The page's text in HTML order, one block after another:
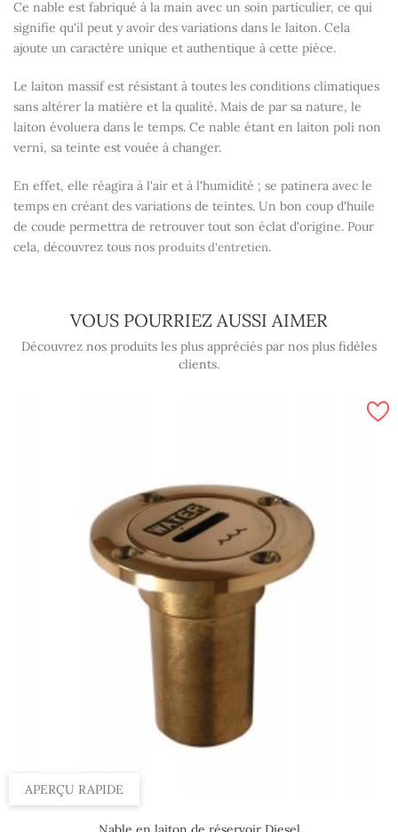
Ce nable est fabriqué à la main avec un soin particulier, ce qui
signifie qu'il peut y avoir des variations dans le laiton. Cela
ajoute un caractère unique et authentique à cette pièce.
Le laiton massif est résistant à toutes les conditions climatiques
sans altérer la matière et la qualité. Mais de par sa nature, le
laiton évoluera dans le temps. Ce nable étant en laiton poli non
verni, sa teinte est vouée à changer.
En effet, elle réagira à l'air et à l'humidité ; se patinera avec le
temps en créant des variations de teintes. Un bon coup d'huile
de coude permettra de retrouver tout son éclat d'origine. Pour
cela, découvrez tous nos produits d'entretien.
VOUS POURRIEZ AUSSI AIMER
Découvrez nos produits les plus appréciés par nos plus fidèles
clients.
APERÇU RAPIDE